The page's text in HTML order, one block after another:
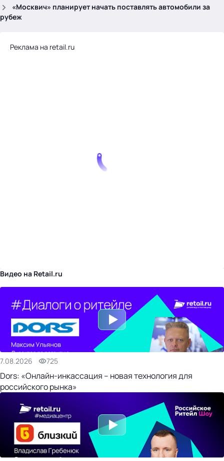
«Москвич» планирует начать поставлять автомобили за
рубеж
Реклама на retail.ru
Видео на Retail.ru
7.08.2026 725
Dors: «Онлайн-инкассация – новая технология для
российского рынка»